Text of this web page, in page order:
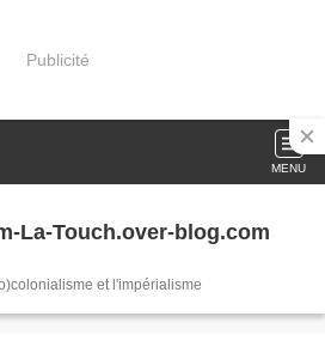
Publicité
MENU
La-Touch.over-blog.com
et l'impérialisme